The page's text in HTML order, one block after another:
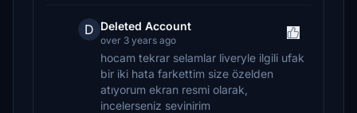
D Deleted Account
over 3 years ago
hocam tekrar selamlar liveryle ilgili ufak
bir iki hata farkettim size özelden
atıyorum ekran resmi olarak,
incelerseniz sevinirim